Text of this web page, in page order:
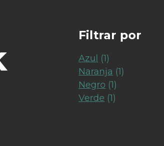
Filtrar por
Azul
(1)
Naranja (1)
Negro (1)
Verde (1)